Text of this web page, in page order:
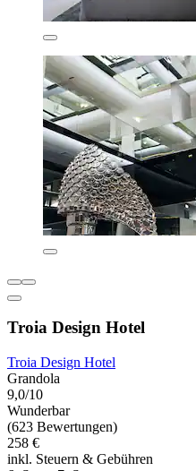
Troia Design Hotel
Troia Design Hotel
Grandola
9,0/10
Wunderbar
(623 Bewertungen)
258 €
inkl. Steuern & Gebühren